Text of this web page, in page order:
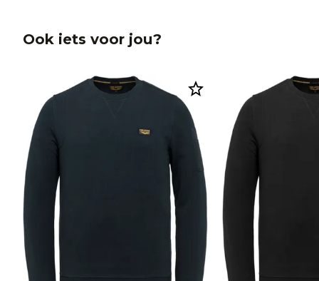
Ook iets voor jou?